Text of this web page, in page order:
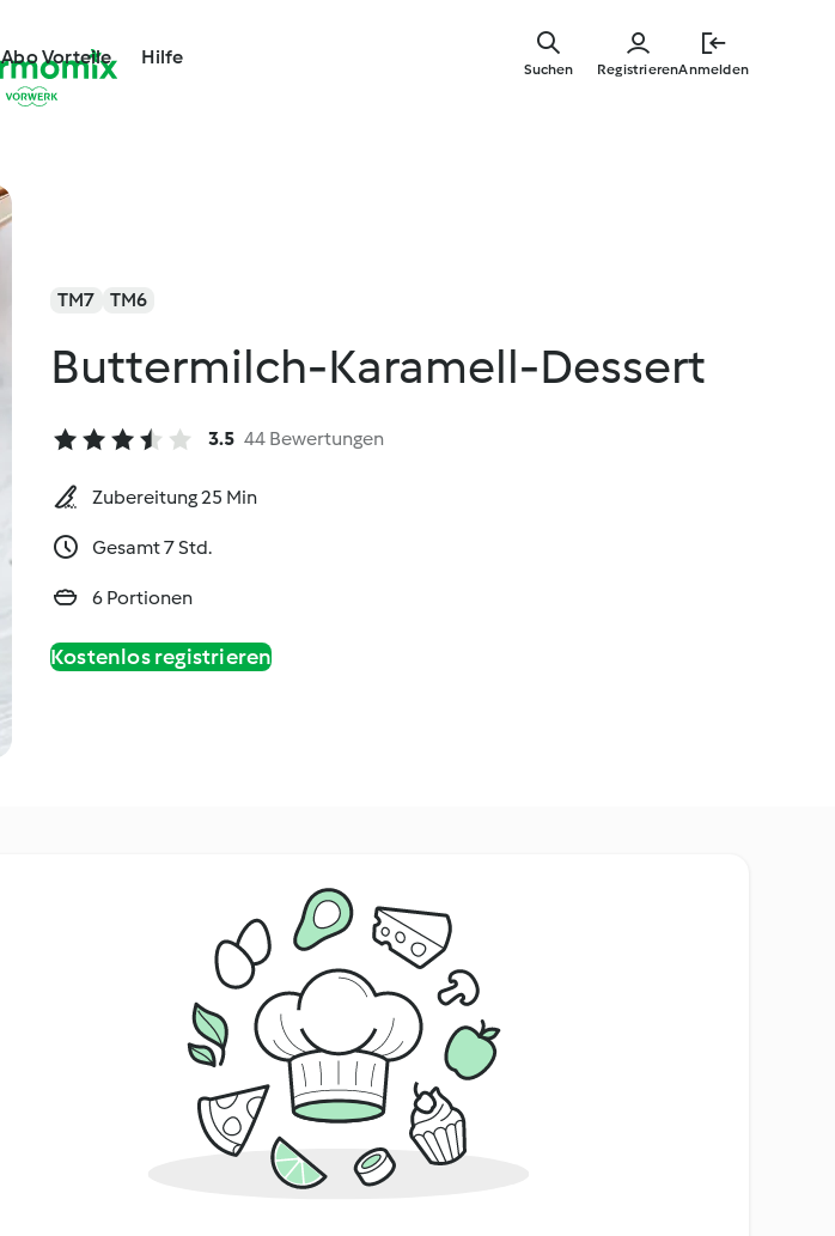
Abo Vorteile Hilfe
RegistrierenAnmelden
Suchen
TM7 TM6
Buttermilch-Karamell-Dessert
3.5 44 Bewertungen
Zubereitung 25 Min
Gesamt 7 Std.
6 Portionen
Kostenlos registrieren